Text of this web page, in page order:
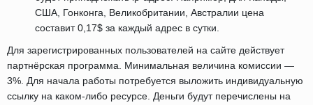
США, Гонконга, Великобритании, Австралии цена
составит 0,17$ за каждый адрес в сутки.
Для зарегистрированных пользователей на сайте действует
партнёрская программа. Минимальная величина комиссии —
3%. Для начала работы потребуется выложить индивидуальную
ссылку на каком-либо ресурсе. Деньги будут перечислены на